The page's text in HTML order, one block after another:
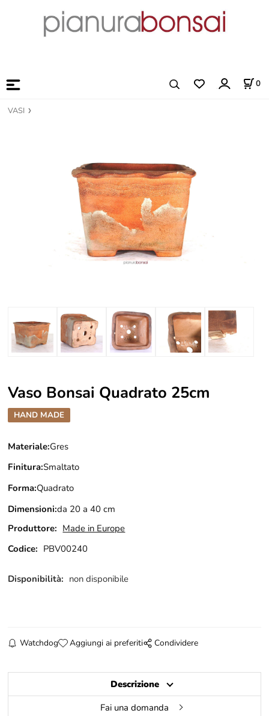
0
VASI
Vaso Bonsai Quadrato 25cm
HAND MADE
Materiale:Gres
Finitura:Smaltato
Forma:Quadrato
Dimensioni:da 20 a 40 cm
Produttore: Made in Europe
Codice: PBV00240
Disponibilità: non disponibile
Watchdog Aggiungi ai preferiti Condividere
Descrizione
Fai una domanda